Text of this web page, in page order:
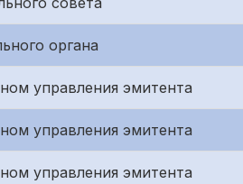
органа
управления эмитента
управления эмитента
управления эмитента